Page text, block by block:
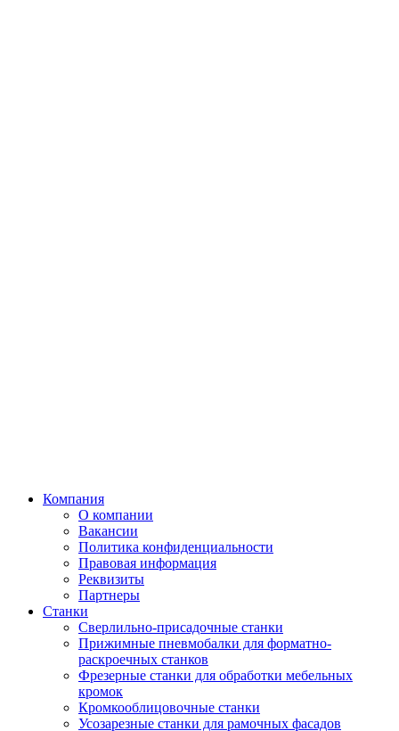
Компания
О компании
Вакансии
Политика конфиденциальности
Правовая информация
Реквизиты
Партнеры
Станки
Сверлильно-присадочные станки
Прижимные пневмобалки для форматно-
раскроечных станков
Фрезерные станки для обработки мебельных
кромок
Кромкооблицовочные станки
Усозарезные станки для рамочных фасадов